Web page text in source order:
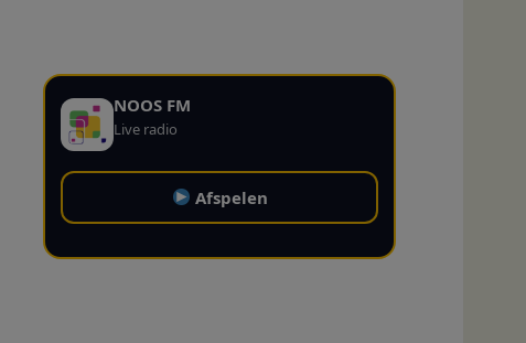
NOOS FM
Live radio
Afspelen